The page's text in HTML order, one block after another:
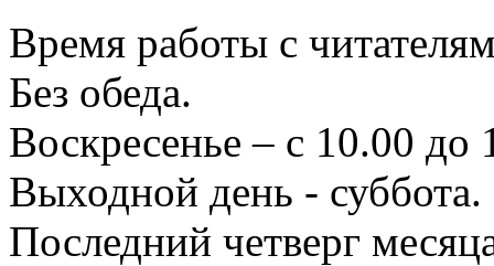
Время работы с
Без обеда.
Воскресенье – с 10.00 до
Выходной день - суббота.
Последний четверг